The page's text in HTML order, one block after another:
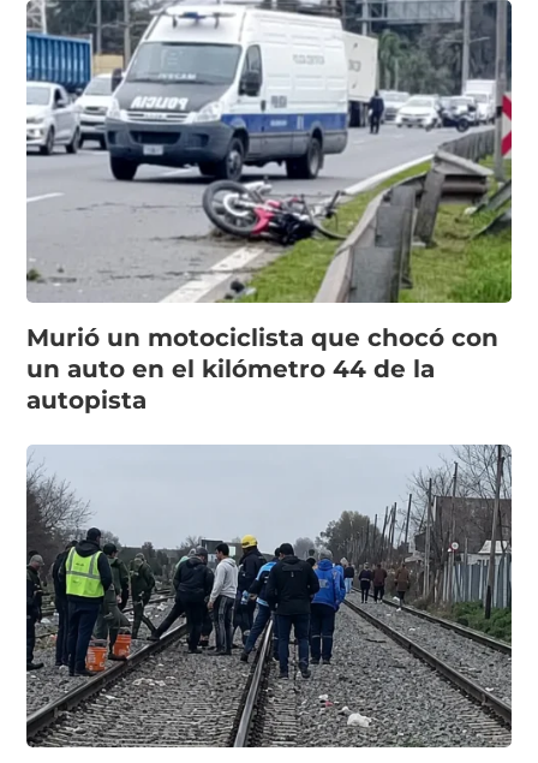
Murió un motociclista que chocó con
un auto en el kilómetro 44 de la
autopista